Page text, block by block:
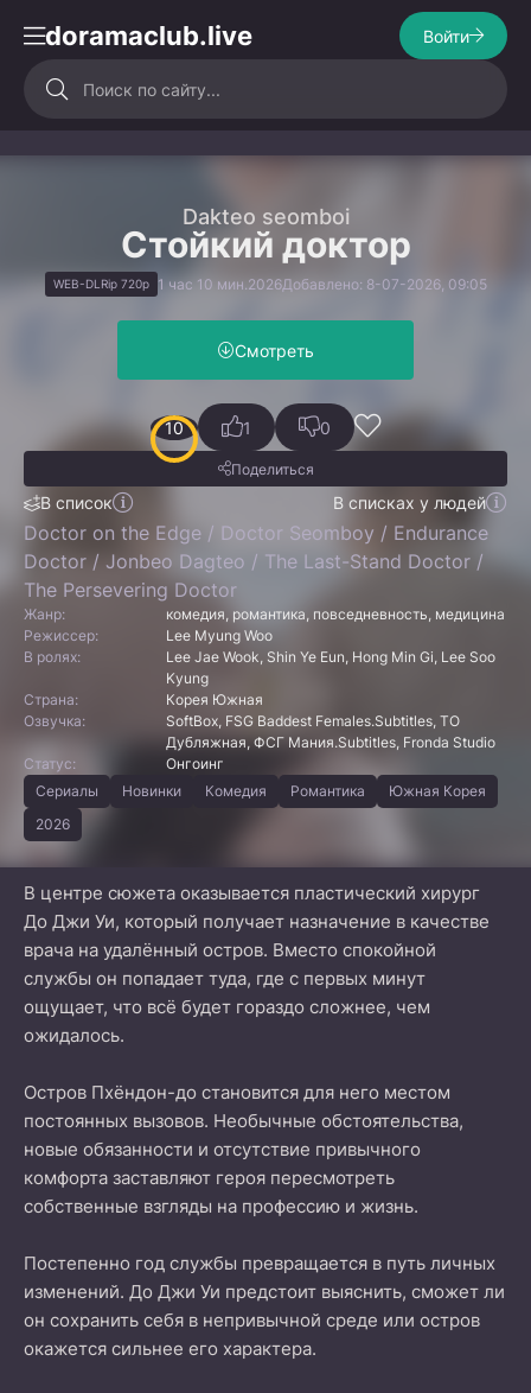
doramaclub.live Войти
Dakteo seomboi
Стойкий доктор
WEB-DLRip 720p 1 час 10 мин.2026Добавлено: 8-07-2026, 09:05
Смотреть
10
В список В списках у людей
1 0
Поделиться
Doctor on the Edge / Doctor Seomboy / Endurance
Doctor / Jonbeo Dagteo / The Last-Stand Doctor /
The Persevering Doctor
Жанр:
комедия, романтика, повседневность, медицина
Режиссер:
Lee Myung Woo
В ролях:
Lee Jae Wook, Shin Ye Eun, Hong Min Gi, Lee Soo
Kyung
Страна:
Корея Южная
Озвучка:
SoftBox, FSG Baddest Females.Subtitles, ТО
Дубляжная, ФСГ Мания.Subtitles, Fronda Studio
Статус:
Онгоинг
Сериалы
Новинки Комедия Романтика
Южная Корея
2026
В центре сюжета оказывается пластический хирург
До Джи Уи, который получает назначение в качестве
врача на удалённый остров. Вместо спокойной
службы он попадает туда, где с первых минут
ощущает, что всё будет гораздо сложнее, чем
ожидалось.
Остров Пхёндон-до становится для него местом
постоянных вызовов. Необычные обстоятельства,
новые обязанности и отсутствие привычного
комфорта заставляют героя пересмотреть
собственные взгляды на профессию и жизнь.
Постепенно год службы превращается в путь личных
изменений. До Джи Уи предстоит выяснить, сможет ли
он сохранить себя в непривычной среде или остров
окажется сильнее его характера.